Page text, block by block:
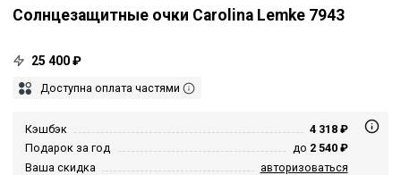
Солнцезащитные очки Carolina Lemke 7943
25 400 ₽
Доступна оплата частями
Кэшбэк
4 318 ₽
Подарок за год
до 2 540 ₽
Ваша скидка
авторизоваться